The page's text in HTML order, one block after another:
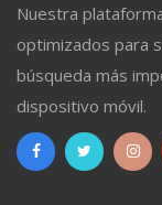
Nuestra
optimizados para
búsqueda más
dispositivo móvil.